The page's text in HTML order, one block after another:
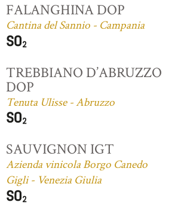
FALANGHINA DOP
Cantina del Sannio - Campania
TREBBIANO D’ABRUZZO
DOP
Tenuta Ulisse - Abruzzo
SAUVIGNON IGT
Azienda vinicola Borgo Canedo
Gigli - Venezia Giulia